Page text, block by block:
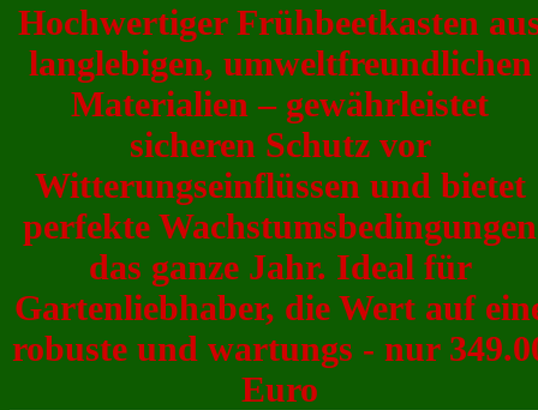
Hochwertiger Frühbeetkasten
langlebigen, umweltfreundlichen
Materialien – gewährleistet
sicheren Schutz vor
Witterungseinflüssen und bietet
perfekte Wachstumsbedingungen
das ganze Jahr. Ideal für
Gartenliebhaber, die Wert auf
robuste und wartungs - nur
Euro